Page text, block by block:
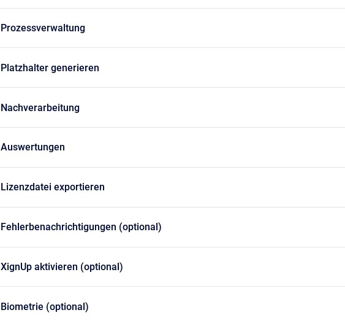
Prozessverwaltung
Platzhalter generieren
Nachverarbeitung
Auswertungen
Lizenzdatei exportieren
Fehlerbenachrichtigungen (optional)
XignUp aktivieren (optional)
Biometrie (optional)